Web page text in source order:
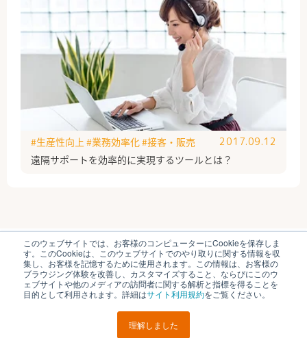
このウェブサイトでは、お客様のコンピューターにCookieを保存しま
す。このCookieは、このウェブサイトでのやり取りに関する情報を収
集し、お客様を記憶するために使用されます。この情報は、お客様の
ブラウジング体験を改善し、カスタマイズすること、ならびにこのウ
ェブサイトや他のメディアの訪問者に関する解析と指標を得ることを
目的として利用されます。詳細はサイト利用規約をご覧ください。
理解しました
遠隔サポートを効率的に実現するツールとは？
#生産性向上 #業務効率化#接客・販売 2017.09.12
ブイキューブのはたらく研究部とは 運営会社
個人情報保護方針 各種お問い合わせ
© V-cube, Inc. All Rights Reserved.